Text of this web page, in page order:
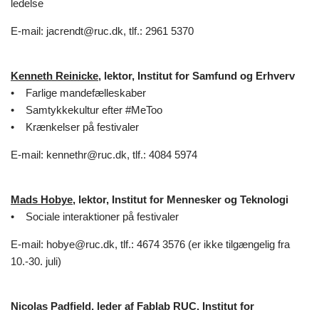
ledelse
E-mail: jacrendt@ruc.dk, tlf.: 2961 5370
Kenneth Reinicke, lektor, Institut for Samfund og Erhverv
• Farlige mandefælleskaber
• Samtykkekultur efter #MeToo
• Krænkelser på festivaler
E-mail: kennethr@ruc.dk, tlf.: 4084 5974
Mads Hobye, lektor, Institut for Mennesker og Teknologi
• Sociale interaktioner på festivaler
E-mail: hobye@ruc.dk, tlf.: 4674 3576 (er ikke tilgængelig fra
10.-30. juli)
Nicolas Padfield, leder af Fablab RUC, Institut for